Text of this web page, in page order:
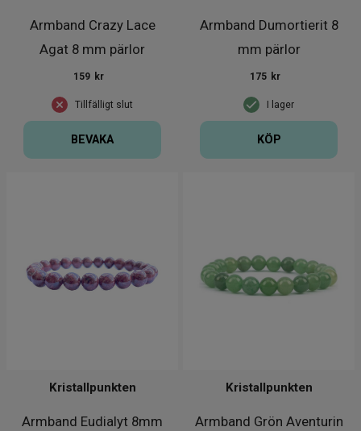
Armband Crazy Lace
Agat 8 mm pärlor
Tillfälligt slut
159 kr
BEVAKA
Armband Dumortierit 8
mm pärlor
I lager
175 kr
KÖP
Armband Eudialyt 8mm
Kristallpunkten
Armband Grön Aventurin
Kristallpunkten